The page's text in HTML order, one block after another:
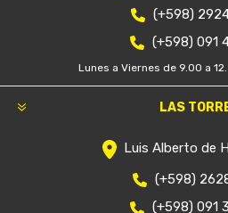
(+598)
(+598) 091
Lunes a Viernes de 9.00 a
LAS
Luis Alberto de
(+598)
(+598) 091